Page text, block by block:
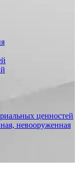
ценностей
невооруженная